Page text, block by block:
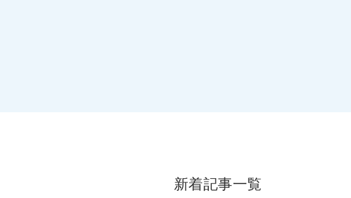
新着記事一覧